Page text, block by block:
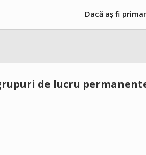
Dacă aș fi primar
de lucru